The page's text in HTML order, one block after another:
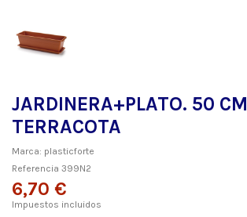
JARDINERA+PLATO. 50 CM
TERRACOTA
Marca: plasticforte
Referencia 399N2
6,70 €
Impuestos incluidos